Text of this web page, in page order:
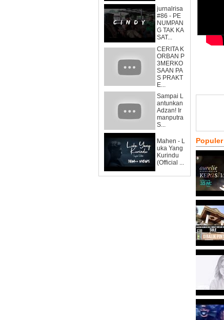
jurnalrisa
#86 - PE
NUMPAN
G TAK KA
SAT...
CERITA K
ORBAN P
3MERKO
SAAN PA
S PRAKT
E...
Sampai L
antunkan
Adzan! Ir
manputra
S...
Mahen - L
uka Yang
Kurindu
(Official ...